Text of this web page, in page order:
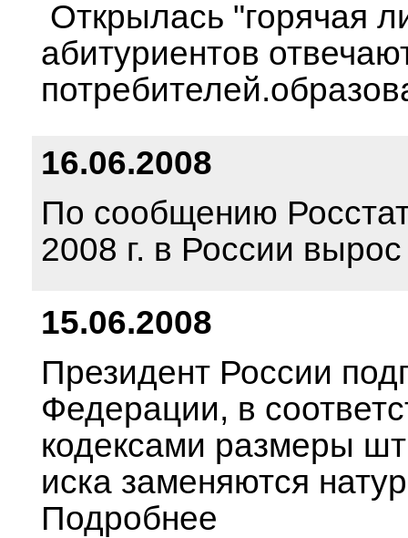
Открылась "горячая
абитуриентов
16.06.2008
По сообщению
2008 г. в России
15.06.2008
Президент России
Федерации, в
кодексами размеры
иска заменяются
Подробнее